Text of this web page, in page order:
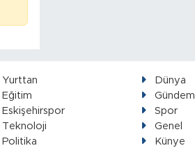
Yurttan
Dünya
Eğitim
Gündem
Eskişehirspor
Spor
Teknoloji
Genel
Politika
Künye